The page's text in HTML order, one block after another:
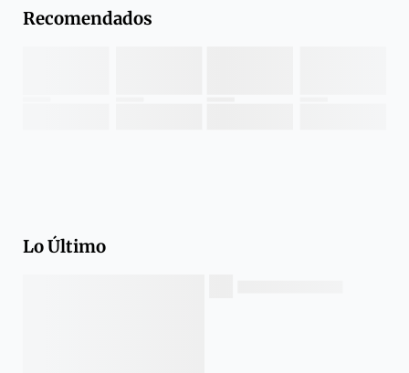
Recomendados
Lo Último